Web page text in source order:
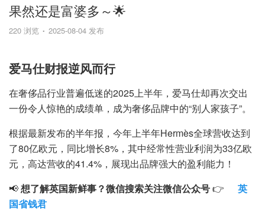
果然还是富婆多～🌟
220 浏览 2025-08-04 发布
爱马仕财报逆风而行
在奢侈品行业普遍低迷的2025上半年，爱马仕却再次交出
一份令人惊艳的成绩单，成为奢侈品牌中的“别人家孩子”。
根据最新发布的半年报，今年上半年Hermès全球营收达到
了80亿欧元，同比增长8%，其中经常性营业利润为33亿欧
元，高达营收的41.4%，展现出品牌强大的盈利能力！
📢想了解英国新鲜事？微信搜索关注微信公众号👉
英
国省钱君